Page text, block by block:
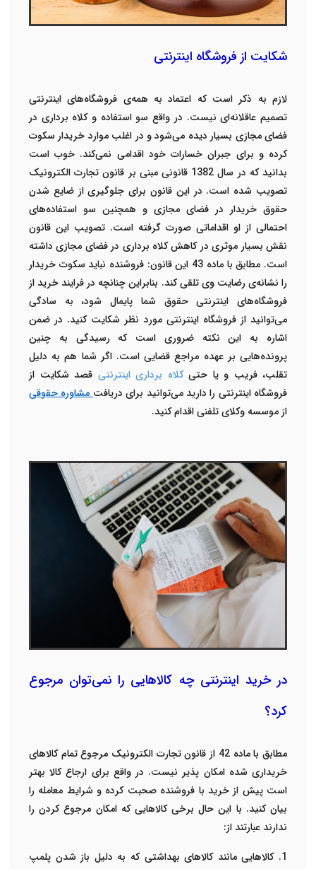
شکایت از فروشگاه اینترنتی
لازم به ذکر است که اعتماد به همه‌ی فروشگاه‌های اینترنتی
تصمیم عاقلانه‌ای نیست. در واقع سو استفاده و کلاه برداری در
فضای مجازی بسیار دیده می‌شود و در اغلب موارد خریدار سکوت
کرده و برای جبران خسارات خود اقدامی نمی‌کند. خوب است
بدانید که در سال 1382 قانونی مبنی بر قانون تجارت الکترونیک
تصویب شده است. در این قانون برای جلوگیری از ضایع شدن
حقوق خریدار در فضای مجازی و همچنین سو استفاده‌های
احتمالی از او اقداماتی صورت گرفته است. تصویب این قانون
نقش بسیار موثری در کاهش کلاه برداری در فضای مجازی داشته
است. مطابق با ماده 43 این قانون: فروشنده نباید سکوت خریدار
را نشانه‌ی رضایت وی تلقی کند. بنابراین چنانچه در فرایند خرید از
فروشگاه‌های اینترنتی حقوق شما پایمال شود، به سادگی
می‌توانید از فروشگاه اینترنتی مورد نظر شکایت کنید. در ضمن
اشاره به این نکته ضروری است که رسیدگی به چنین
پرونده‌هایی بر عهده مراجع قضایی است. اگر شما هم به دلیل
تقلب، فریب و یا حتیکلاه برداری اینترنتی قصد شکایت از
فروشگاه اینترنتی را دارید می‌توانید برای دریافتمشاوره حقوقی
از موسسه وکلای تلفنی اقدام کنید.
در خرید اینترنتی چه کالاهایی را نمی‌توان مرجوع
کرد؟
مطابق با ماده 42 از قانون تجارت الکترونیک مرجوع تمام کالاهای
خریداری شده امکان پذیر نیست. در واقع برای ارجاع کالا بهتر
است پیش از خرید با فروشنده صحبت کرده و شرایط معامله را
بیان کنید. با این حال برخی کالاهایی که امکان مرجوع کردن را
ندارند عبارتند از:
1. کالاهایی مانند کالاهای بهداشتی که به دلیل باز شدن پلمپ